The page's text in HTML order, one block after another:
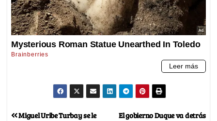
El gobierno Duque va detrás
Miguel Uribe Turbay se le